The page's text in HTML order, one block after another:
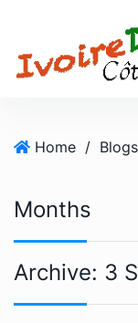
Home /
Months
Archive: 3